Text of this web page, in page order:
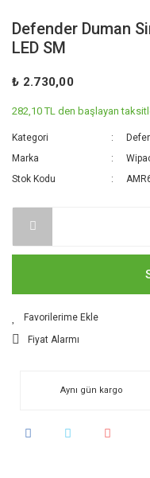
Defender Duman
LED SM
₺ 2.730,00
282,10 TL den başlayan
Kategori
Marka
Stok Kodu
Fiyat Alarmı
Aynı gün kargo